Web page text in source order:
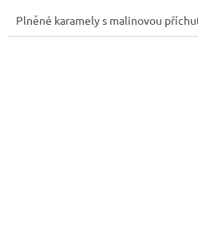
Plněné karamely s malinovou